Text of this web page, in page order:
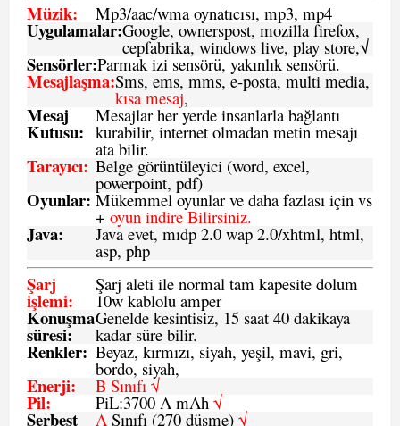
Müzik: Mp3/aac/wma oynatıcısı, mp3, mp4
Uygulamalar:Google, ownerspost, mozilla firefox,
cepfabrika, windows live, play store,√
Sensörler:Parmak izi sensörü, yakınlık sensörü.
Mesajlaşma:Sms, ems, mms, e-posta, multi media,
kısa mesaj,
Mesaj
Kutusu:
Mesajlar her yerde insanlarla bağlantı
kurabilir, internet olmadan metin mesajı
ata bilir.
Tarayıcı: Belge görüntüleyici (word, excel,
powerpoint, pdf)
Oyunlar: Mükemmel oyunlar ve daha fazlası için vs
+ oyun indire Bilirsiniz.
Java: Java evet, mıdp 2.0 wap 2.0/xhtml, html,
asp, php
Şarj
işlemi:
Şarj aleti ile normal tam kapesite dolum
10w kablolu amper
Konuşma
süresi:
Genelde kesintisiz, 15 saat 40 dakikaya
kadar süre bilir.
Renkler: Beyaz, kırmızı, siyah, yeşil, mavi, gri,
bordo, siyah,
Enerji: B Sınıfı √
Pil: PiL:3700 A mAh √
Serbest ASınıfı (270 düşme) √